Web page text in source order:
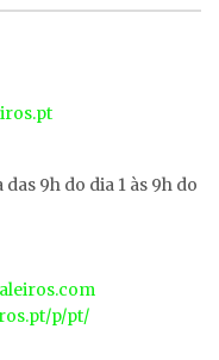
9h do dia 1 às 9h do
p/pt/